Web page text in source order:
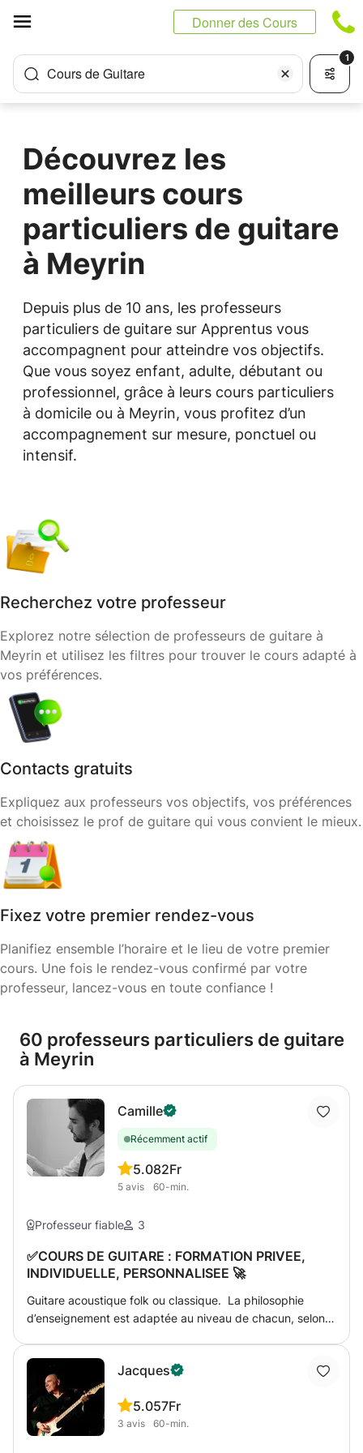
Donner des Cours
Cours de Guitare
1
Découvrez les
meilleurs cours
particuliers de guitare
à Meyrin
Depuis plus de 10 ans, les professeurs
particuliers de guitare sur Apprentus vous
accompagnent pour atteindre vos objectifs.
Que vous soyez enfant, adulte, débutant ou
professionnel, grâce à leurs cours particuliers
à domicile ou à Meyrin, vous profitez d’un
accompagnement sur mesure, ponctuel ou
intensif.
Recherchez votre professeur
Explorez notre sélection de professeurs de guitare à
Meyrin et utilisez les filtres pour trouver le cours adapté à
vos préférences.
Contacts gratuits
Expliquez aux professeurs vos objectifs, vos préférences
et choisissez le prof de guitare qui vous convient le mieux.
Fixez votre premier rendez-vous
Planifiez ensemble l’horaire et le lieu de votre premier
cours. Une fois le rendez-vous confirmé par votre
professeur, lancez-vous en toute confiance !
60 professeurs particuliers de guitare
à Meyrin
Camille
Récemment actif
5.0
5 avis
82Fr
60-min.
Professeur fiable 3
✅COURS DE GUITARE : FORMATION PRIVEE,
INDIVIDUELLE, PERSONNALISEE 🚀
Guitare acoustique folk ou classique. La philosophie
d’enseignement est adaptée au niveau de chacun, selon
coordination et correction de la main droite et gauche.
Apprentissage des accords de base, thèmes simples,
rythmiques simples, lecture de tablatures (...). Pour les
intermédiaires : développement de la rythmique,
Jacques
5.0
3 avis
57Fr
60-min.